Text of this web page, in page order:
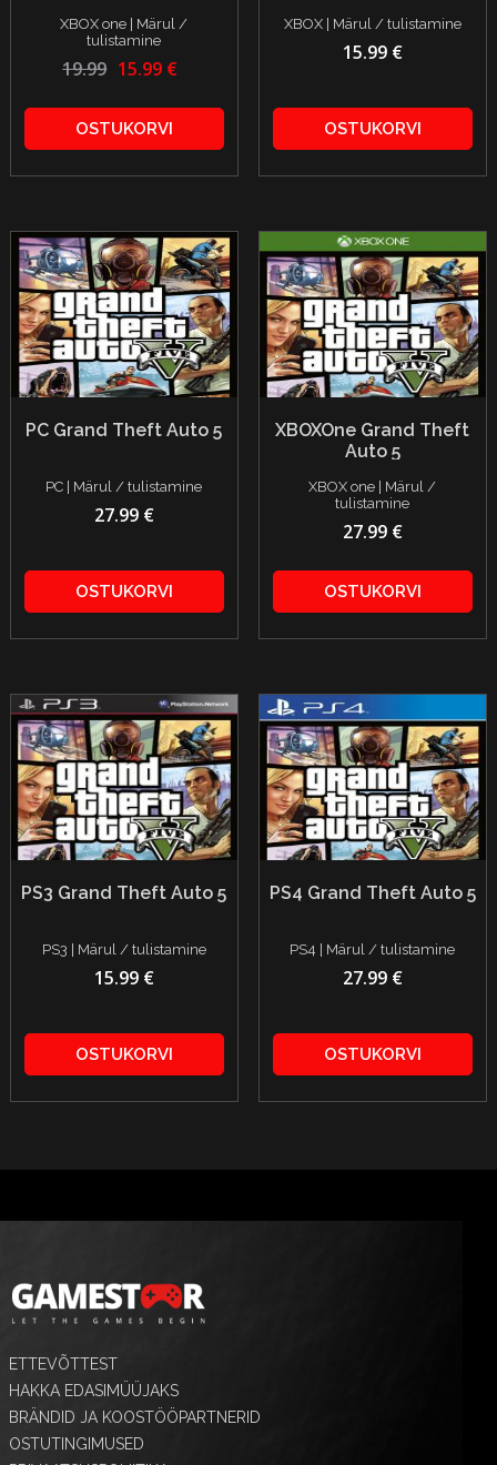
XBOX one | Märul /
tulistamine
19.99 15.99 €
OSTUKORVI
XBOX | Märul / tulistamine
15.99 €
OSTUKORVI
PC Grand Theft Auto 5
PC | Märul / tulistamine
27.99 €
OSTUKORVI
XBOXOne Grand Theft
Auto 5
XBOX one | Märul /
tulistamine
27.99 €
OSTUKORVI
PS3 Grand Theft Auto 5
PS3 | Märul / tulistamine
15.99 €
OSTUKORVI
PS4 Grand Theft Auto 5
PS4 | Märul / tulistamine
27.99 €
OSTUKORVI
ETTEVÕTTEST
HAKKA EDASIMÜÜJAKS
BRÄNDID JA KOOSTÖÖPARTNERID
OSTUTINGIMUSED